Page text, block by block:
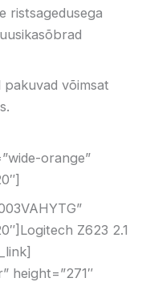
ristsagedusega
võimsat
orange”
Z623 2.1
height=”271″